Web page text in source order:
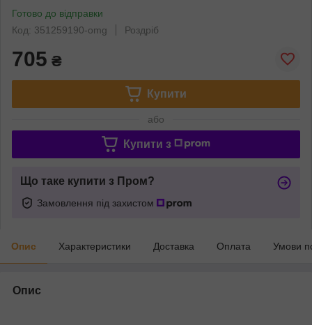
Готово до відправки
Код: 351259190-omg
Роздріб
705 ₴
Купити
або
Купити з
Що таке купити з Пром?
Замовлення під захистом
Опис Характеристики Доставка Оплата Умови
Опис